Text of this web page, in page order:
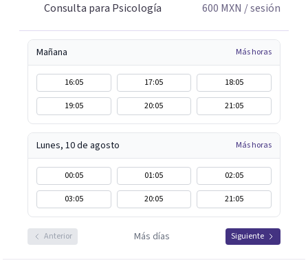
Consulta para Psicología
600 MXN / sesión
Mañana Más horas
16:05 17:05
18:05
19:05
20:05 21:05
Lunes, 10 de agosto Más horas
00:05 01:05
02:05
03:05
20:05 21:05
Anterior Más días Siguiente